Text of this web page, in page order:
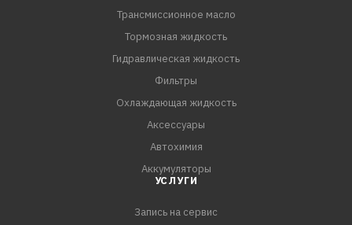
Трансмиссионное масло
Тормозная жидкость
Гидравлическая жидкость
Фильтры
Охлаждающая жидкость
Аксессуары
Автохимия
Аккумуляторы
УСЛУГИ
Запись на сервис